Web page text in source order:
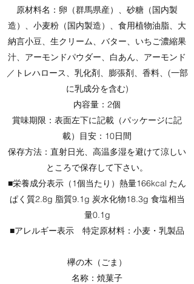
原材料名：卵（群馬県産）、砂糖（国内製
造）、小麦粉（国内製造）、食用植物油脂、大
納言小豆、生クリーム、バター、いちご濃縮果
汁、アーモンドパウダー、白あん、アーモンド
／トレハロース、乳化剤、膨張剤、香料、(一部
に乳成分を含む)
内容量：2個
賞味期限：表面左下に記載（パッケージに記
載）目安：10日間
保存方法：直射日光、高温多湿を避けて涼しい
ところで保存して下さい。
■栄養成分表示（1個当たり）熱量166kcal たん
ぱく質2.8g 脂質9.1g 炭水化物18.3g 食塩相当
量0.1g
■アレルギー表示 特定原材料：小麦・乳製品
欅の木（ごま）
名称：焼菓子